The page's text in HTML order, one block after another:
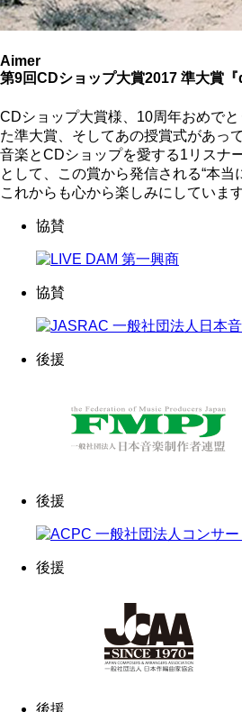
Aimer
第9回CDショップ大賞2017 準大賞『
CDショップ大賞様、10周年おめで
た準大賞、そしてあの授賞式があっ
音楽とCDショップを愛する1リスナ
として、この賞から発信される“本当
これからも心から楽しみにしています
協賛
協賛
後援
後援
後援
後援